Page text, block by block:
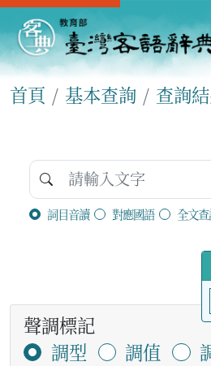
首頁 基本查詢 查詢
詞目音讀 對應國語 全文
聲調標記
調型
調值